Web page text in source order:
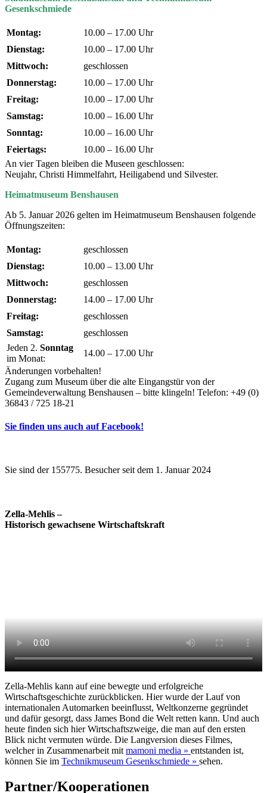
Gesenkschmiede
Montag:
10.00 – 17.00 Uhr
Dienstag:
10.00 – 17.00 Uhr
Mittwoch:
geschlossen
Donnerstag:
10.00 – 17.00 Uhr
Freitag:
10.00 – 17.00 Uhr
Samstag:
10.00 – 16.00 Uhr
Sonntag:
10.00 – 16.00 Uhr
Feiertags:
10.00 – 16.00 Uhr
An vier Tagen bleiben die Museen geschlossen:
Neujahr, Christi Himmelfahrt, Heiligabend und Silvester.
Heimatmuseum Benshausen
Ab 5. Januar 2026 gelten im Heimatmuseum Benshausen folgende
Öffnungszeiten:
Montag:
geschlossen
Dienstag:
10.00 – 13.00 Uhr
Mittwoch:
geschlossen
Donnerstag:
14.00 – 17.00 Uhr
Freitag:
geschlossen
Samstag:
geschlossen
Jeden 2. Sonntag
im Monat:
14.00 – 17.00 Uhr
Änderungen vorbehalten!
Zugang zum Museum über die alte Eingangstür von der
Gemeindeverwaltung Benshausen – bitte klingeln! Telefon: +49 (0)
36843 / 725 18-21
Sie finden uns auch auf Facebook!
Sie sind der 155775. Besucher seit dem 1. Januar 2024
Zella-Mehlis –
Historisch gewachsene Wirtschaftskraft
Zella-Mehlis kann auf eine bewegte und erfolgreiche
Wirtschaftsgeschichte zurückblicken. Hier wurde der Lauf von
internationalen Automarken beeinflusst, Weltkonzerne gegründet
und dafür gesorgt, dass James Bond die Welt retten kann. Und auch
heute finden sich hier Wirtschaftszweige, die man auf den ersten
Blick nicht vermuten würde. Die Langversion dieses Filmes,
welcher in Zusammenarbeit mit mamoni media » entstanden ist,
können Sie im Technikmuseum Gesenkschmiede » sehen.
Partner/Kooperationen